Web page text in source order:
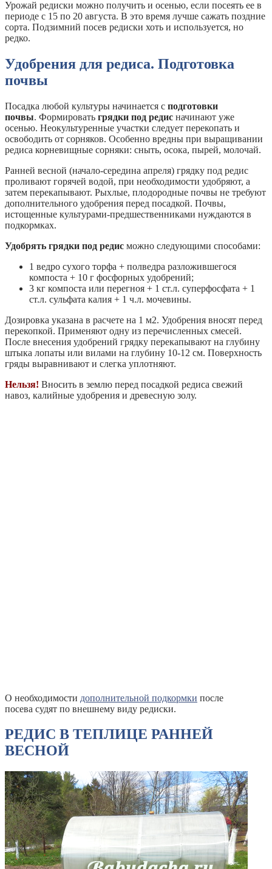
Урожай редиски можно получить и осенью, если посеять ее в
периоде с 15 по 20 августа. В это время лучше сажать поздние
сорта. Подзимний посев редиски хоть и используется, но
редко.
Удобрения для редиса. Подготовка
почвы
Посадка любой культуры начинается с подготовки
почвы. Формировать грядки под редис начинают уже
осенью. Неокультуренные участки следует перекопать и
освободить от сорняков. Особенно вредны при выращивании
редиса корневищные сорняки: сныть, осока, пырей, молочай.
Ранней весной (начало-середина апреля) грядку под редис
проливают горячей водой, при необходимости удобряют, а
затем перекапывают. Рыхлые, плодородные почвы не требуют
дополнительного удобрения перед посадкой. Почвы,
истощенные культурами-предшественниками нуждаются в
подкормках.
Удобрять грядки под редис можно следующими способами:
1 ведро сухого торфа + полведра разложившегося
компоста + 10 г фосфорных удобрений;
3 кг компоста или перегноя + 1 ст.л. суперфосфата + 1
ст.л. сульфата калия + 1 ч.л. мочевины.
Дозировка указана в расчете на 1 м2. Удобрения вносят перед
перекопкой. Применяют одну из перечисленных смесей.
После внесения удобрений грядку перекапывают на глубину
штыка лопаты или вилами на глубину 10-12 см. Поверхность
гряды выравнивают и слегка уплотняют.
Нельзя! Вносить в землю перед посадкой редиса свежий
навоз, калийные удобрения и древесную золу.
О необходимости дополнительной подкормки после
посева судят по внешнему виду редиски.
РЕДИС В ТЕПЛИЦЕ РАННЕЙ
ВЕСНОЙ